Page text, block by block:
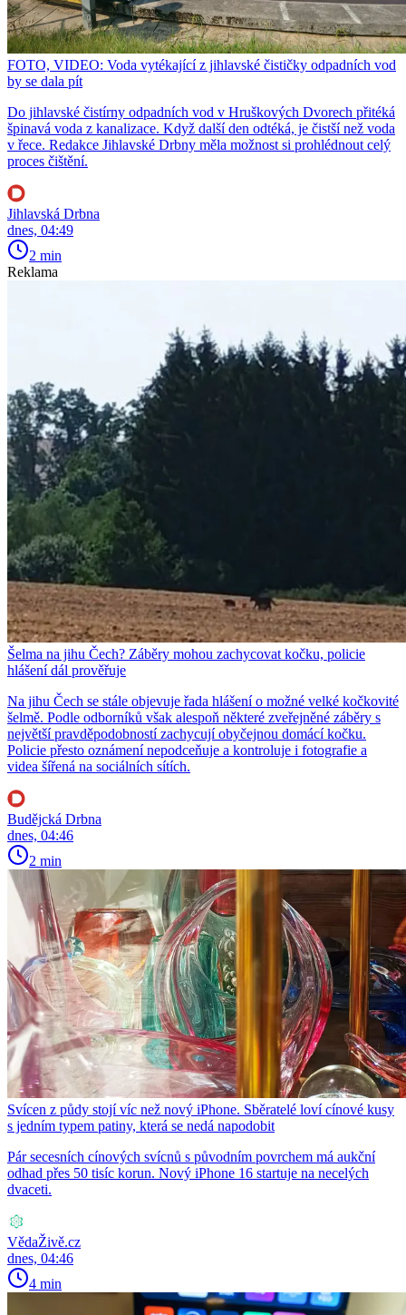
FOTO, VIDEO: Voda vytékající z jihlavské čističky odpadních vod
by se dala pít
Do jihlavské čistírny odpadních vod v Hruškových Dvorech přitéká
špinavá voda z kanalizace. Když další den odtéká, je čistší než voda
v řece. Redakce Jihlavské Drbny měla možnost si prohlédnout celý
proces čištění.
Jihlavská Drbna
dnes, 04:49
2 min
Reklama
Šelma na jihu Čech? Záběry mohou zachycovat kočku, policie
hlášení dál prověřuje
Na jihu Čech se stále objevuje řada hlášení o možné velké kočkovité
šelmě. Podle odborníků však alespoň některé zveřejněné záběry s
největší pravděpodobností zachycují obyčejnou domácí kočku.
Policie přesto oznámení nepodceňuje a kontroluje i fotografie a
videa šířená na sociálních sítích.
Budějcká Drbna
dnes, 04:46
2 min
Svícen z půdy stojí víc než nový iPhone. Sběratelé loví cínové kusy
s jedním typem patiny, která se nedá napodobit
Pár secesních cínových svícnů s původním povrchem má aukční
odhad přes 50 tisíc korun. Nový iPhone 16 startuje na necelých
dvaceti.
VědaŽivě.cz
dnes, 04:46
4 min